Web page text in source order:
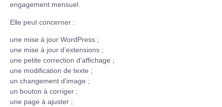
engagement mensuel.
Elle peut concerner :
une mise à jour WordPress ;
une mise à jour d’extensions ;
une petite correction d’affichage ;
une modification de texte ;
un changement d’image ;
un bouton à corriger ;
une page à ajuster ;